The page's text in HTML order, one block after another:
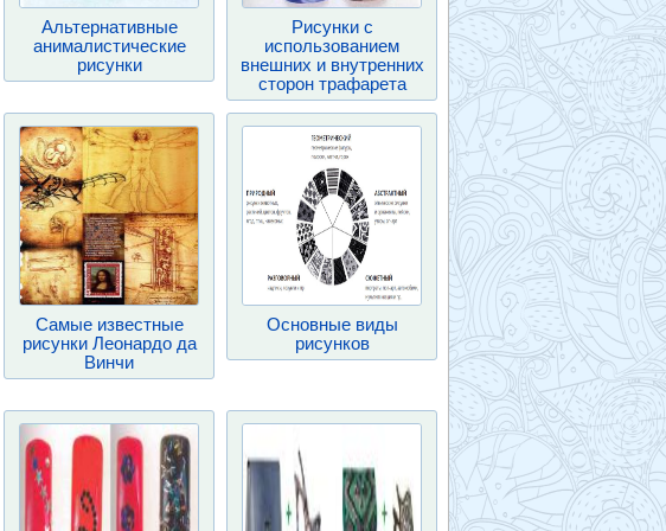
Альтернативные
анималистические
рисунки
Рисунки с
использованием
внешних и внутренних
сторон трафарета
Самые известные
рисунки Леонардо да
Винчи
Основные виды
рисунков